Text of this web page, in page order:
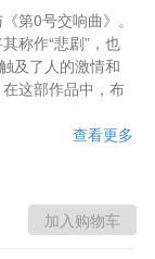
第0号交响曲》。
称作“悲剧”，也
及了人的激情和
这部作品中，布
查看更多